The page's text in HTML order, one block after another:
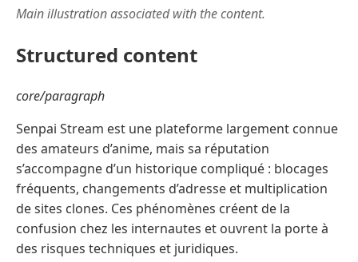
Main illustration associated with the content.
Structured content
core/paragraph
Senpai Stream est une plateforme largement connue
des amateurs d’anime, mais sa réputation
s’accompagne d’un historique compliqué : blocages
fréquents, changements d’adresse et multiplication
de sites clones. Ces phénomènes créent de la
confusion chez les internautes et ouvrent la porte à
des risques techniques et juridiques.